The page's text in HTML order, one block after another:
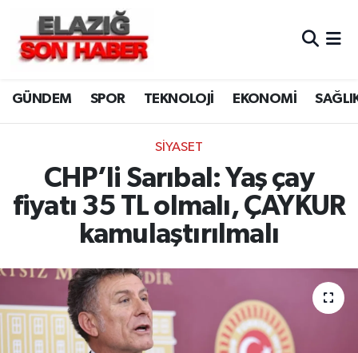
GÜNDEM SPOR TEKNOLOJİ EKONOMİ
SİYASET
CHP’li Sarıbal: Yaş çay
fiyatı 35 TL olmalı, ÇAYKUR
kamulaştırılmalı
CANLI YAYIN
ASAYİŞ
BİLİM VE TEKNOLOJİ
DÜNYA
EĞİTİM
ELAZIĞ
GENEL
Merkez Hava Durumu
Merkez Trafik Yoğunluk Haritası
Süper Lig Puan Durumu ve Fikstür
Tüm Manşetler
Son Dakika Haberleri